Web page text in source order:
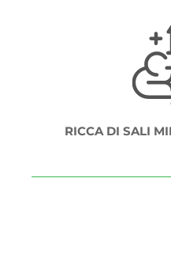
RICCA DI SALI